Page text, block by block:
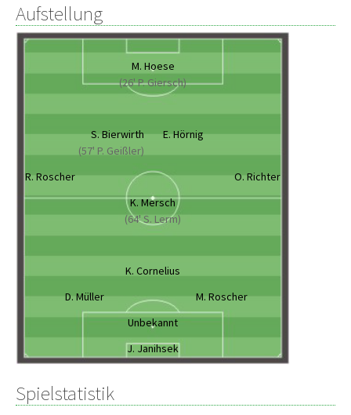
Aufstellung
M. Hoese
(26' P. Giersch)
S. Bierwirth
(57' P. Geißler)
E. Hörnig
R. Roscher
O. Richter
K. Mersch
(64' S. Lerm)
K. Cornelius
D. Müller
M. Roscher
Unbekannt
J. Janihsek
Spielstatistik